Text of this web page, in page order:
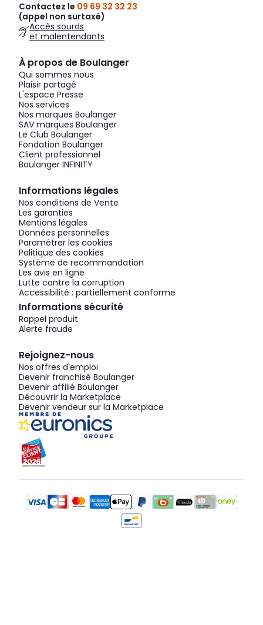
Contactez le 09 69 32 32 23
(appel non surtaxé)
Accès sourds
et malentendants
À propos de Boulanger
Qui sommes nous
Plaisir partagé
L'espace Presse
Nos services
Nos marques Boulanger
SAV marques Boulanger
Le Club Boulanger
Fondation Boulanger
Client professionnel
Boulanger INFINITY
Informations légales
Nos conditions de Vente
Les garanties
Mentions légales
Données personnelles
Paramétrer les cookies
Politique des cookies
Système de recommandation
Les avis en ligne
Lutte contre la corruption
Accessibilité : partiellement conforme
Informations sécurité
Rappel produit
Alerte fraude
Rejoignez-nous
Nos offres d'emploi
Devenir franchisé Boulanger
Devenir affilié Boulanger
Découvrir la Marketplace
Devenir vendeur sur la Marketplace